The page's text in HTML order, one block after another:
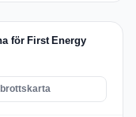
för First Energy